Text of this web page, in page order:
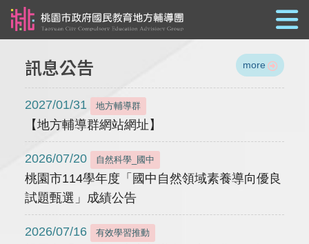
訊息公告 more
2027/01/31 地方輔導群
【地方輔導群網站網址】
2026/07/20 自然科學_國中
桃園市114學年度「國中自然領域素養導向優良
試題甄選」成績公告
2026/07/16 有效學習推動